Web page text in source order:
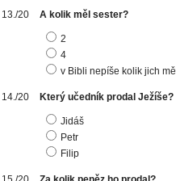
A kolik měl sester?
2
4
v Bibli nepíše kolik jich měl
Který učedník prodal Ježíše?
Jidáš
Petr
Filip